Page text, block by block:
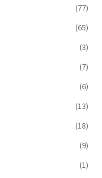
(77)
(65)
(3)
(7)
(6)
(13)
(18)
(9)
(1)